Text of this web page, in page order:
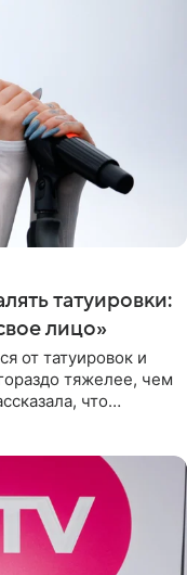
татуировки:
лицо»
от татуировок и
тяжелее, чем
что